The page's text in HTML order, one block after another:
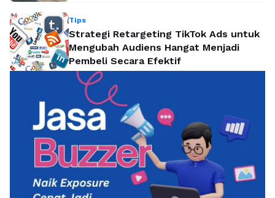
Tips
Strategi Retargeting TikTok Ads untuk
Mengubah Audiens Hangat Menjadi
Pembeli Secara Efektif